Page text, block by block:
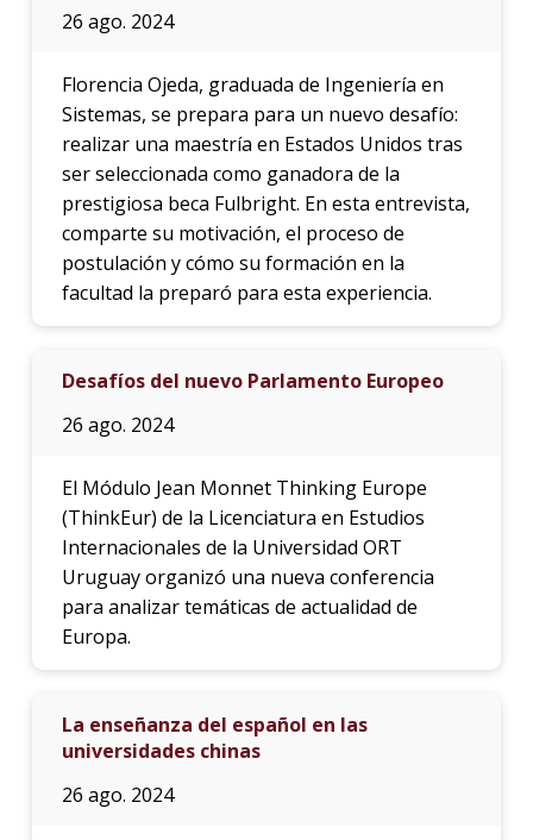
26 ago. 2024
Florencia Ojeda, graduada de Ingeniería en
Sistemas, se prepara para un nuevo desafío:
realizar una maestría en Estados Unidos tras
ser seleccionada como ganadora de la
prestigiosa beca Fulbright. En esta entrevista,
comparte su motivación, el proceso de
postulación y cómo su formación en la
facultad la preparó para esta experiencia.
Desafíos del nuevo Parlamento Europeo
26 ago. 2024
El Módulo Jean Monnet Thinking Europe
(ThinkEur) de la Licenciatura en Estudios
Internacionales de la Universidad ORT
Uruguay organizó una nueva conferencia
para analizar temáticas de actualidad de
Europa.
La enseñanza del español en las
universidades chinas
26 ago. 2024